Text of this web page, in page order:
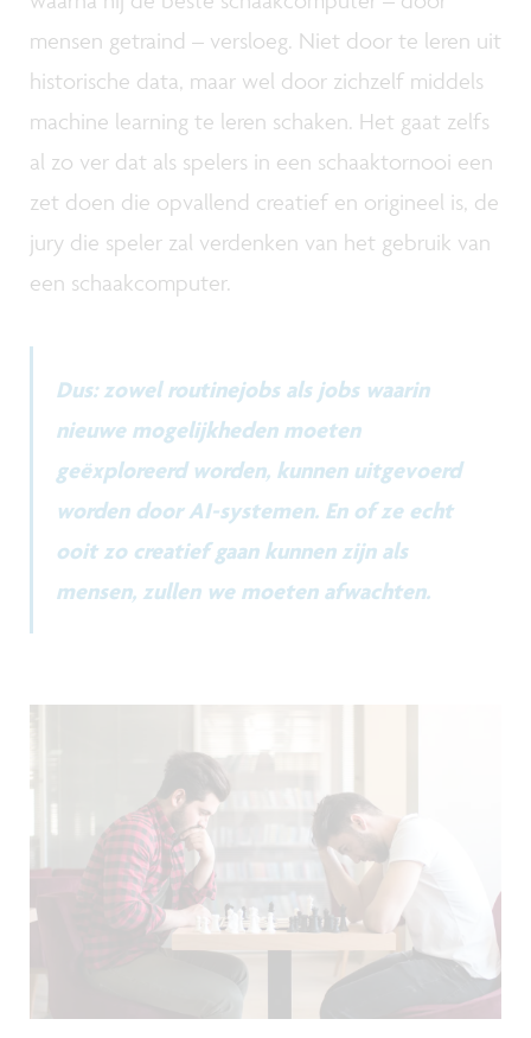
mensen getraind – versloeg. Niet door te leren uit
historische data, maar wel door zichzelf middels
machine learning te leren schaken. Het gaat zelfs
al zo ver dat als spelers in een schaaktornooi een
zet doen die opvallend creatief en origineel is, de
jury die speler zal verdenken van het gebruik van
een schaakcomputer.
Dus: zowel routinejobs als jobs waarin
nieuwe mogelijkheden moeten
geëxploreerd worden, kunnen uitgevoerd
worden door AI-systemen. En of ze echt
ooit zo creatief gaan kunnen zijn als
mensen, zullen we moeten afwachten.